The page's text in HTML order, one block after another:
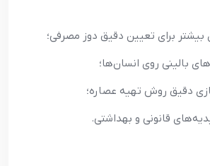
بیشتر برای تعیین دقیق دوز مصرفی؛
بالینی روی انسان‌ها؛
دقیق روش تهیه عصاره؛
قانونی و بهداشتی.